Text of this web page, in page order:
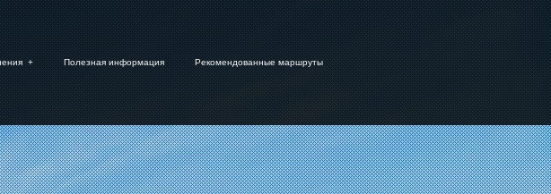
+ Полезная информация Рекомендованные маршруты